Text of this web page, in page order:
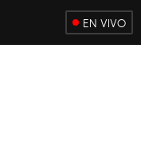
EN VIVO